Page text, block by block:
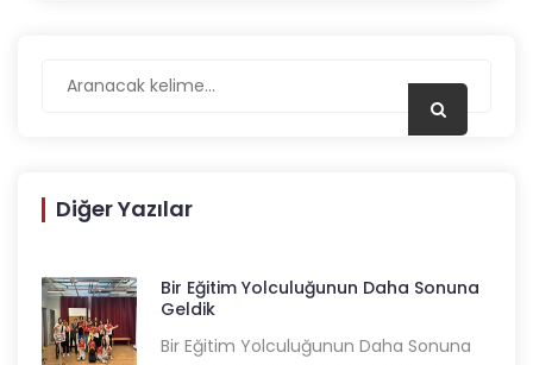
Diğer Yazılar
Bir Eğitim Yolculuğunun Daha Sonuna
Geldik
Bir Eğitim Yolculuğunun Daha Sonuna